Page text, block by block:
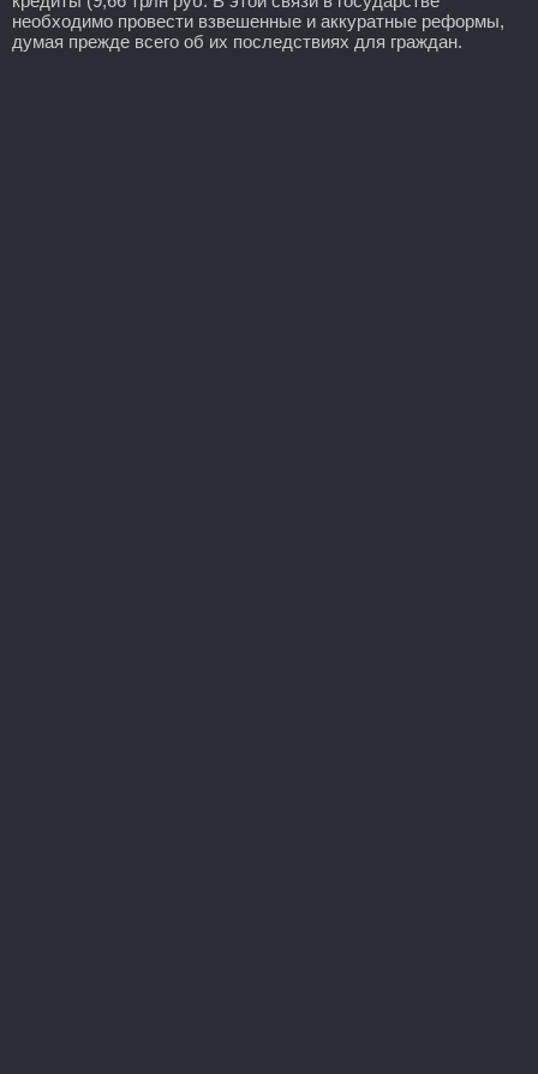
необходимо провести взвешенные и аккуратные реформы,
думая прежде всего об их последствиях для граждан.